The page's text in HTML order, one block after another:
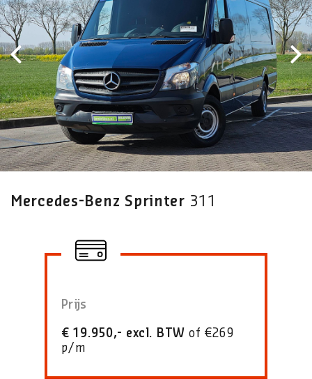
Mercedes-Benz Sprinter 311
Prijs
€ 19.950,- excl. BTWof €269
p/m